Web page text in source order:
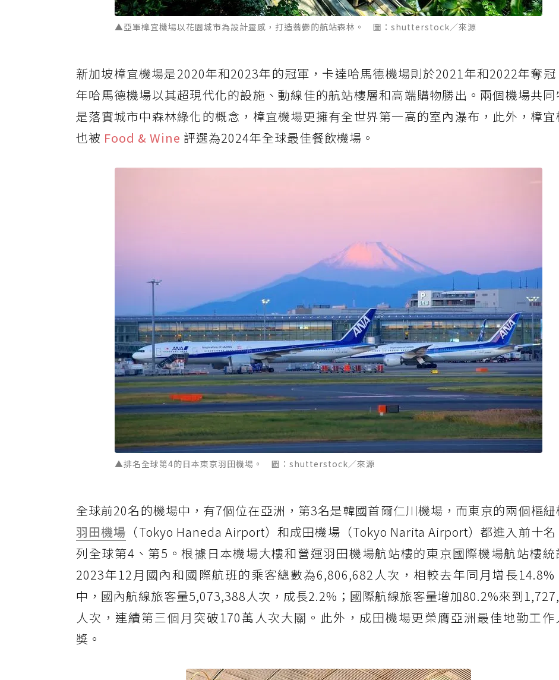
▲亞軍樟宜機場以花園城市為設計靈感，打造蓊鬱的航站森林。 圖：shutterstock／來源
新加坡樟宜機場是2020年和2023年的冠軍，卡達哈馬德機場則於2021年和2022年奪冠
年哈馬德機場以其超現代化的設施、動線佳的航站樓層和高端購物勝出。兩個機場共同
是落實城市中森林綠化的概念，樟宜機場更擁有全世界第一高的室內瀑布，此外，樟宜
也被 Food & Wine 評選為2024年全球最佳餐飲機場。
▲排名全球第4的日本東京羽田機場。 圖：shutterstock／來源
全球前20名的機場中，有7個位在亞洲，第3名是韓國首爾仁川機場，而東京的兩個樞紐
羽田機場 （Tokyo Haneda Airport）和成田機場（Tokyo Narita Airport）都進入前十名
列全球第4、第5。根據日本機場大樓和營運羽田機場航站樓的東京國際機場航站樓統
2023年12月國內和國際航班的乘客總數為6,806,682人次，相較去年同月增長14.8%
中，國內航線旅客量5,073,388人次，成長2.2%；國際航線旅客量增加80.2%來到
人次，連續第三個月突破170萬人次大關。此外，成田機場更榮膺亞洲最佳地勤工作
獎。